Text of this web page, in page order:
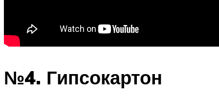
№4. Гипсокартон